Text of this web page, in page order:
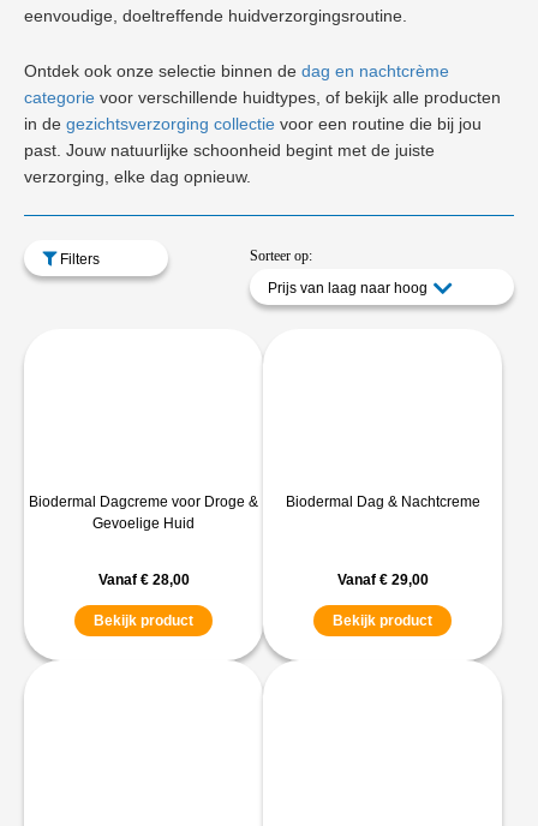
eenvoudige, doeltreffende huidverzorgingsroutine.
Ontdek ook onze selectie binnen de dag en nachtcrème
categorie voor verschillende huidtypes, of bekijk alle producten
in de gezichtsverzorging collectie voor een routine die bij jou
past. Jouw natuurlijke schoonheid begint met de juiste
verzorging, elke dag opnieuw.
Filters
Sorteer op:
Prijs van laag naar hoog
Biodermal Dagcreme voor Droge &
Gevoelige Huid
Vanaf €28,00
Bekijk product
Biodermal Dag & Nachtcreme
Vanaf €29,00
Bekijk product